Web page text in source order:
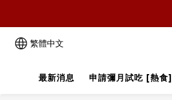
繁體中文
最新消息 申請彌月試吃 [熱食]